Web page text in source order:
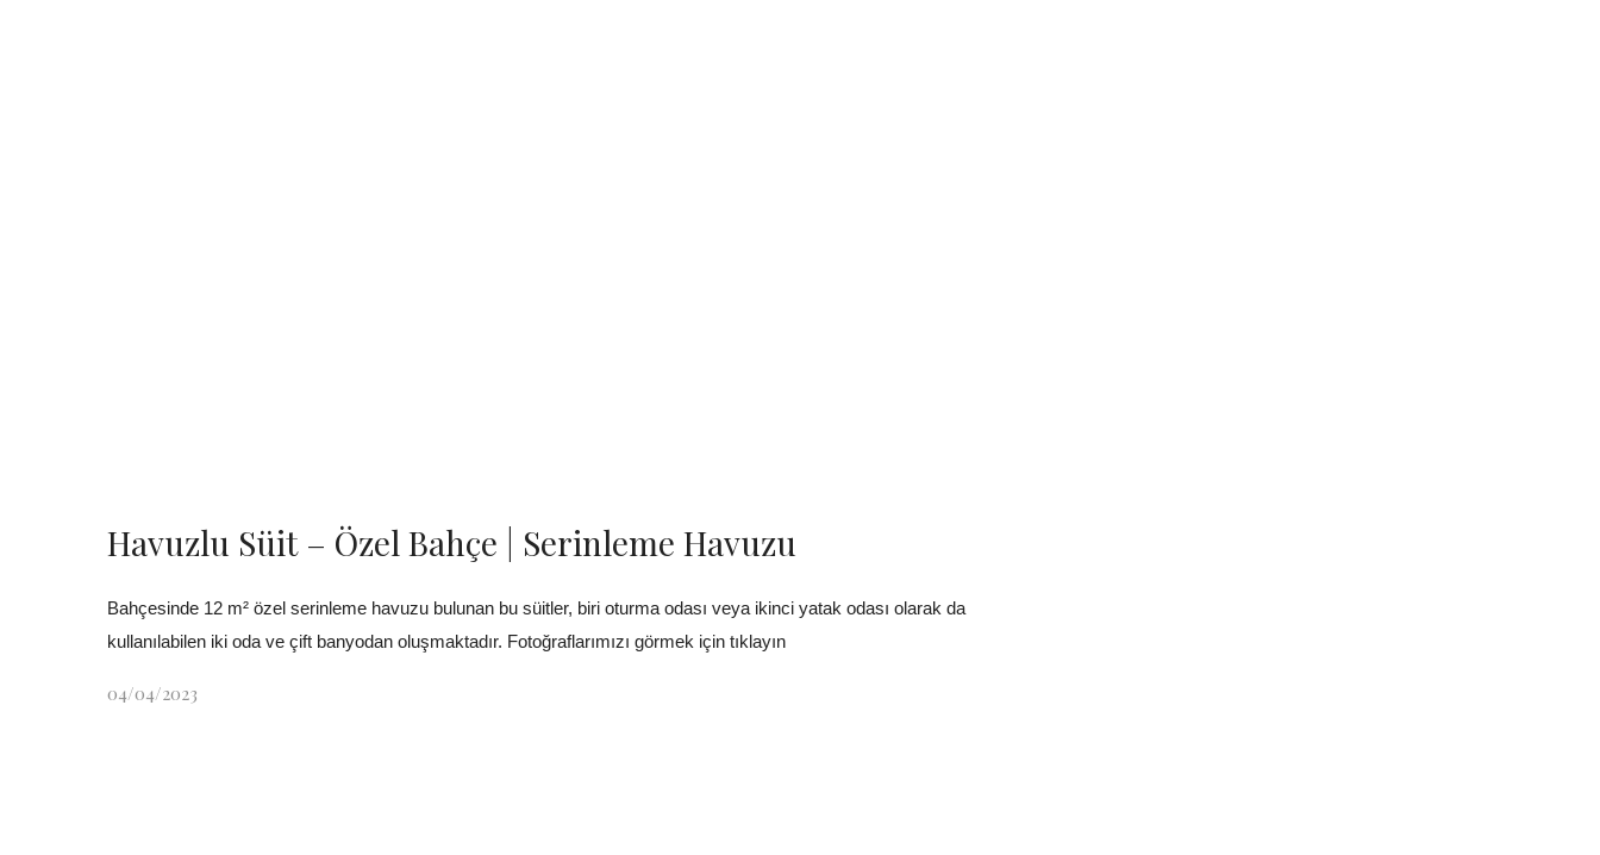
Havuzlu Süit – Özel Bahçe | Serinleme Havuzu
Bahçesinde 12 m² özel serinleme havuzu bulunan bu süitler, biri oturma odası veya ikinci yatak odası olarak da
kullanılabilen iki oda ve çift banyodan oluşmaktadır. Fotoğraflarımızı görmek için tıklayın
04/04/2023